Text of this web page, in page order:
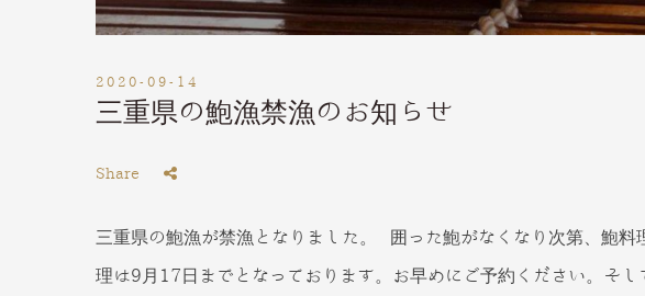
2020-09-14
三重県の鮑漁禁漁のお知らせ
Share
三重県の鮑漁が禁漁となりました。 囲った鮑がなくなり次第、鮑
理は9月17日までとなっております。お早めにご予約ください。そし